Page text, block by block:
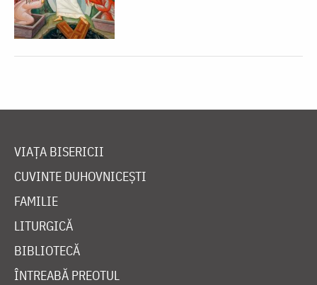
VIAȚA BISERICII
CUVINTE DUHOVNICEȘTI
FAMILIE
LITURGICĂ
BIBLIOTECĂ
ÎNTREABĂ PREOTUL